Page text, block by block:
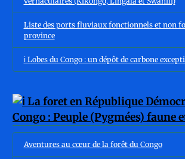
Liste des ports fluviaux fonctionnels et non
province
ℹ️ Lobes du Congo : un dépôt de carbone
Aventures au cœur de la forêt du Congo